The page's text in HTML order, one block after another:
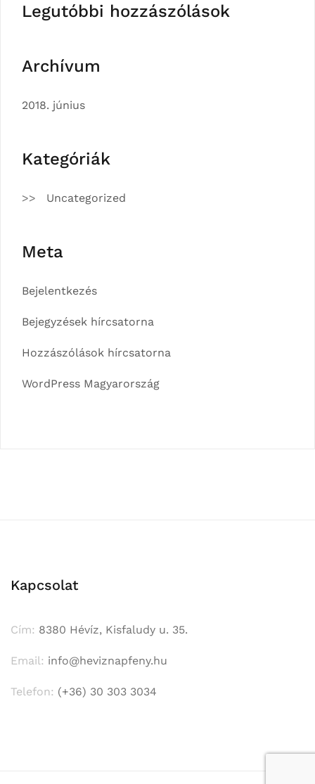
Legutóbbi hozzászólások
Archívum
2018. június
Kategóriák
Uncategorized
Meta
Bejelentkezés
Bejegyzések hírcsatorna
Hozzászólások hírcsatorna
WordPress Magyarország
Kapcsolat
Cím: 8380 Hévíz, Kisfaludy u. 35.
Email: info@heviznapfeny.hu
Telefon: (+36) 30 303 3034